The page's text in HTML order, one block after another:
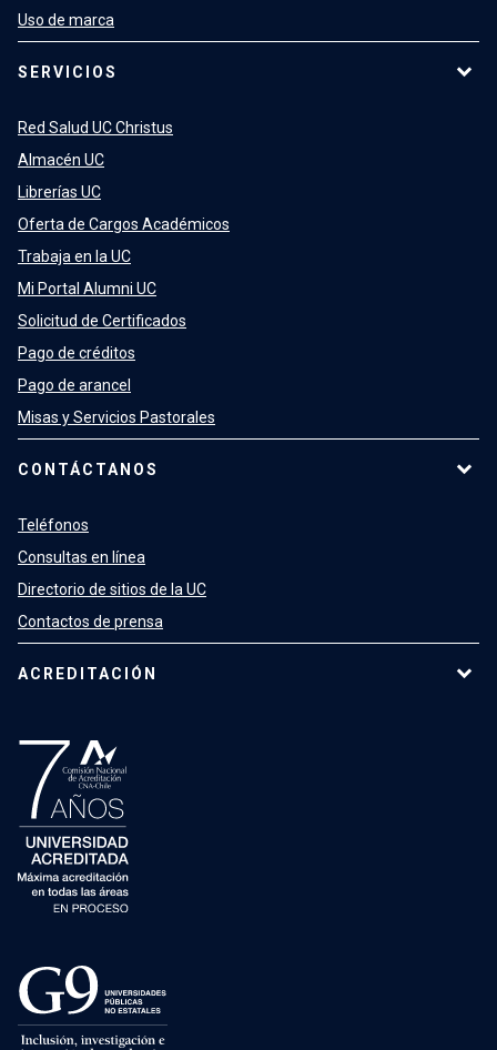
Uso de marca
SERVICIOS
Red Salud UC Christus
Almacén UC
Librerías UC
Oferta de Cargos Académicos
Trabaja en la UC
Mi Portal Alumni UC
Solicitud de Certificados
Pago de créditos
Pago de arancel
Misas y Servicios Pastorales
CONTÁCTANOS
Teléfonos
Consultas en línea
Directorio de sitios de la UC
Contactos de prensa
ACREDITACIÓN